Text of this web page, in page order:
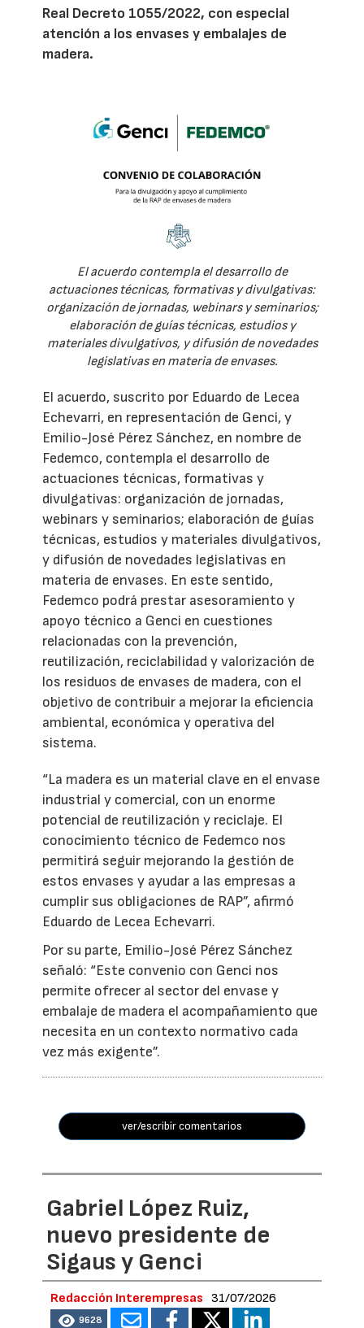
Real Decreto 1055/2022, con especial
atención a los envases y embalajes de
madera.
El acuerdo contempla el desarrollo de
actuaciones técnicas, formativas y divulgativas:
organización de jornadas, webinars y seminarios;
elaboración de guías técnicas, estudios y
materiales divulgativos, y difusión de novedades
legislativas en materia de envases.
El acuerdo, suscrito por Eduardo de Lecea
Echevarri, en representación de Genci, y
Emilio-José Pérez Sánchez, en nombre de
Fedemco, contempla el desarrollo de
actuaciones técnicas, formativas y
divulgativas: organización de jornadas,
webinars y seminarios; elaboración de guías
técnicas, estudios y materiales divulgativos,
y difusión de novedades legislativas en
materia de envases. En este sentido,
Fedemco podrá prestar asesoramiento y
apoyo técnico a Genci en cuestiones
relacionadas con la prevención,
reutilización, reciclabilidad y valorización de
los residuos de envases de madera, con el
objetivo de contribuir a mejorar la eficiencia
ambiental, económica y operativa del
sistema.
“La madera es un material clave en el envase
industrial y comercial, con un enorme
potencial de reutilización y reciclaje. El
conocimiento técnico de Fedemco nos
permitirá seguir mejorando la gestión de
estos envases y ayudar a las empresas a
cumplir sus obligaciones de RAP”, afirmó
Eduardo de Lecea Echevarri.
Por su parte, Emilio-José Pérez Sánchez
señaló: “Este convenio con Genci nos
permite ofrecer al sector del envase y
embalaje de madera el acompañamiento que
necesita en un contexto normativo cada
vez más exigente”.
ver/escribir comentarios
Gabriel López Ruiz,
nuevo presidente de
Sigaus y Genci
Redacción Interempresas 31/07/2026
9628